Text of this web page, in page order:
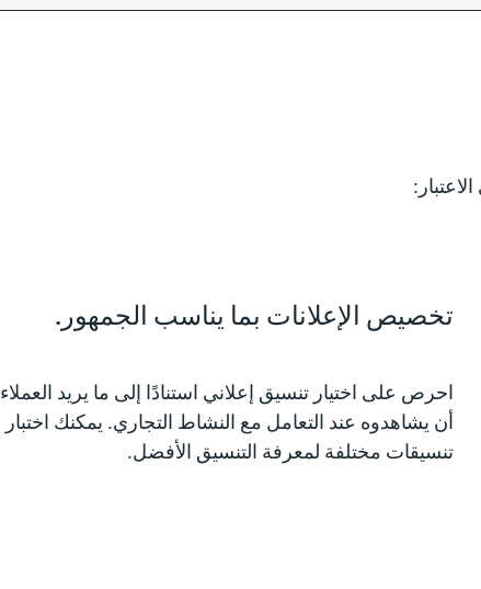
تخصيص الإعلانات بما يناسب الجمهور.
احرص على اختيار تنسيق إعلاني استنادًا إلى ما يريد العملاء
أن يشاهدوه عند التعامل مع النشاط التجاري. يمكنك اختبار
تنسيقات مختلفة لمعرفة التنسيق الأفضل.